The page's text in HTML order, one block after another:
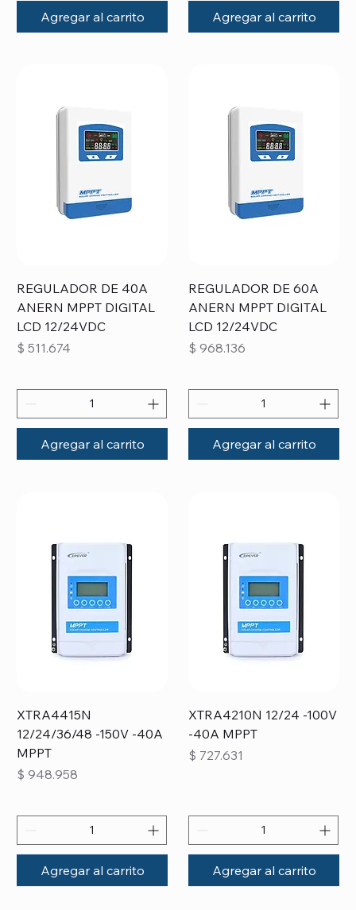
Agregar al carrito Agregar al carrito
REGULADOR DE 40A
ANERN MPPT DIGITAL
LCD 12/24VDC
Precio
$ 511.674
Agregar al carrito
REGULADOR DE 60A
ANERN MPPT DIGITAL
LCD 12/24VDC
Precio
$ 968.136
Agregar al carrito
XTRA4415N
12/24/36/48 -150V -40A
MPPT
Precio
$ 948.958
Agregar al carrito
XTRA4210N 12/24 -100V
-40A MPPT
Precio
$ 727.631
Agregar al carrito